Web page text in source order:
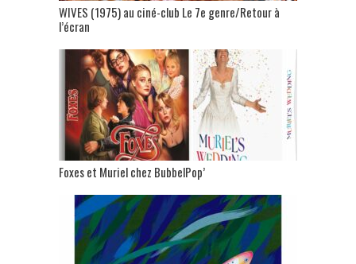
WIVES (1975) au ciné-club Le 7e genre/Retour à
l’écran
Foxes et Muriel chez BubbelPop’